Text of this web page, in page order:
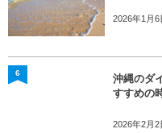
2026年1月6
沖縄のダ
すすめの
2026年2月2
6